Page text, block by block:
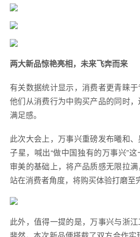
两大新品惊艳亮相，未来飞奔而来
有关数据统计显示，消费者更青睐于
他们从消费行为中购买产品的同时
满足感。
此次大会上，万事兴重磅发布曦和
子星，喊出“做中国独有的万事兴”
审美的基础上，将产品质感无限拉满
站在消费者角度，将购买体验打磨至
此外，值得一提的是，万事兴与浙